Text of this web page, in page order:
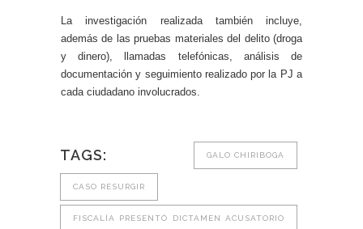
La investigación realizada también incluye,
además de las pruebas materiales del delito (droga
y dinero), llamadas telefónicas, análisis de
documentación y seguimiento realizado por la PJ a
cada ciudadano involucrados.
TAGS: GALO CHIRIBOGA
CASO RESURGIR
FISCALÍA PRESENTÓ DICTAMEN ACUSATORIO